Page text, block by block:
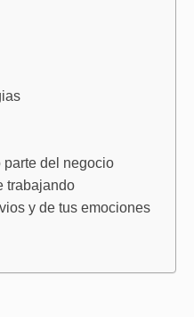
del negocio
trabajando
y de tus emociones